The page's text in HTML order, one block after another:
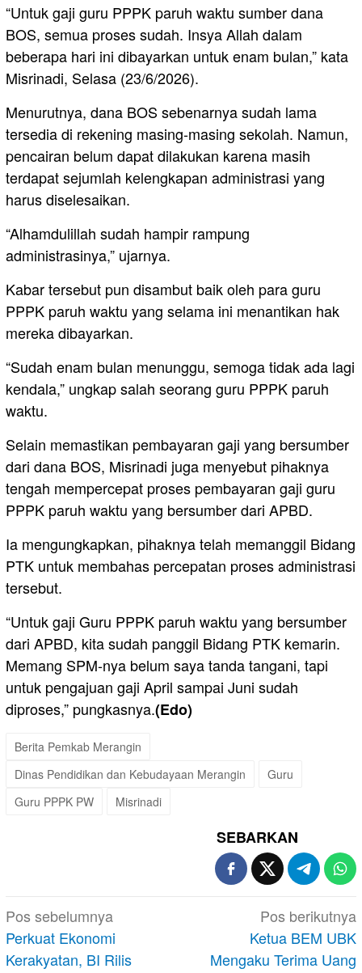
“Untuk gaji guru PPPK paruh waktu sumber dana
BOS, semua proses sudah. Insya Allah dalam
beberapa hari ini dibayarkan untuk enam bulan,” kata
Misrinadi, Selasa (23/6/2026).
Menurutnya, dana BOS sebenarnya sudah lama
tersedia di rekening masing-masing sekolah. Namun,
pencairan belum dapat dilakukan karena masih
terdapat sejumlah kelengkapan administrasi yang
harus diselesaikan.
“Alhamdulillah sudah hampir rampung
administrasinya,” ujarnya.
Kabar tersebut pun disambut baik oleh para guru
PPPK paruh waktu yang selama ini menantikan hak
mereka dibayarkan.
“Sudah enam bulan menunggu, semoga tidak ada lagi
kendala,” ungkap salah seorang guru PPPK paruh
waktu.
Selain memastikan pembayaran gaji yang bersumber
dari dana BOS, Misrinadi juga menyebut pihaknya
tengah mempercepat proses pembayaran gaji guru
PPPK paruh waktu yang bersumber dari APBD.
Ia mengungkapkan, pihaknya telah memanggil Bidang
PTK untuk membahas percepatan proses administrasi
tersebut.
“Untuk gaji Guru PPPK paruh waktu yang bersumber
dari APBD, kita sudah panggil Bidang PTK kemarin.
Memang SPM-nya belum saya tanda tangani, tapi
untuk pengajuan gaji April sampai Juni sudah
diproses,” pungkasnya.(Edo)
Berita Pemkab Merangin
Dinas Pendidikan dan Kebudayaan Merangin
Guru
Guru PPPK PW
Misrinadi
SEBARKAN
Navigasi
pos
Pos sebelumnya
Perkuat Ekonomi
Kerakyatan, BI Rilis
Pos berikutnya
Ketua BEM UBK
Mengaku Terima Uang